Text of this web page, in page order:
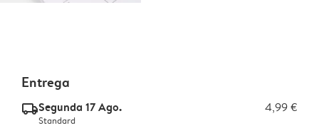
Entrega
delivery_standard_v2Segunda 17 Ago. 4,99 €
Standard